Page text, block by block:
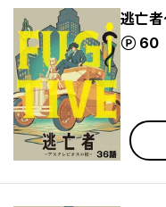
逃亡
60
ポイント